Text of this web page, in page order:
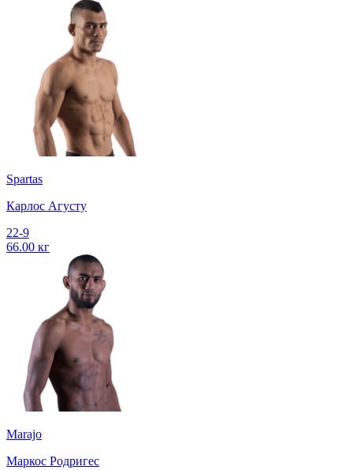
Spartas
Карлос Агусту
22-9
66.00 кг
Marajo
Маркос Родригес